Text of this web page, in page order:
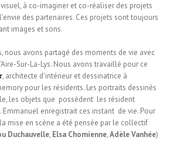
à co-imaginer et co-réaliser des projets
des partenaires. Ces projets sont toujours
images et sons.
nous avons partagé des moments de vie avec
Sur-La-Lys. Nous avons travaillé pour ce
, architecte d’intérieur et dessinatrice à
pour les résidents. Les portraits dessinés
les objets que possèdent les résident
enregistrait ces instant de vie. Pour
mise en scène a été pensée par le collectif
Duchauvelle, Elsa Chomienne,Adèle Vanhée)